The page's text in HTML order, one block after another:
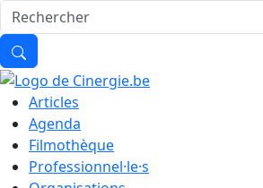
Articles
Agenda
Filmothèque
Professionnel·le·s